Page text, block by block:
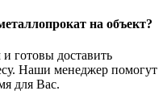
на объект?
готовы доставить
Наши менеджер помогут
для Вас.